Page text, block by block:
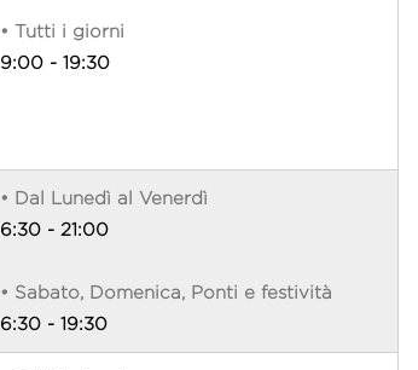
• Tutti i giorni
9:00 - 19:30
• Dal Lunedì al Venerdì
6:30 - 21:00
• Sabato, Domenica, Ponti e festività
6:30 - 19:30